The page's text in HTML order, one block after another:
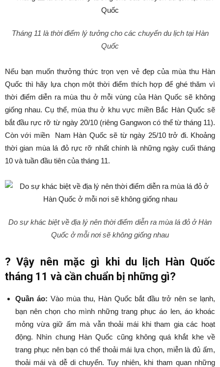
Tháng 11 là thời điểm lý tưởng cho các chuyến du lịch tại Hàn
Quốc
Nếu bạn muốn thưởng thức trọn vẹn vẻ đẹp của mùa thu Hàn
Quốc thì hãy lựa chọn một thời điểm thích hợp để ghé thăm vì
thời điểm diễn ra mùa thu ở mỗi vùng của Hàn Quốc sẽ không
giống nhau. Cụ thể, mùa thu ở khu vực miền Bắc Hàn Quốc sẽ
bắt đầu rực rỡ từ ngày 20/10 (riêng Gangwon có thể từ tháng 11).
Còn với miền Nam Hàn Quốc sẽ từ ngày 25/10 trở đi. Khoảng
thời gian mùa lá đỏ rực rỡ nhất chính là những ngày cuối tháng
10 và tuần đầu tiên của tháng 11.
Do sự khác biệt về địa lý nên thời điểm diễn ra mùa lá đỏ ở Hàn
Quốc ở mỗi nơi sẽ không giống nhau
?Vậy nên mặc gì khi du lịch Hàn Quốc
tháng 11 và cần chuẩn bị những gì?
Quần áo: Vào mùa thu, Hàn Quốc bắt đầu trở nên se lạnh,
bạn nên chọn cho mình những trang phục áo len, áo khoác
mỏng vừa giữ ấm mà vẫn thoải mái khi tham gia các hoạt
động. Nhìn chung Hàn Quốc cũng không quá khắt khe về
trang phục nên bạn có thể thoải mái lựa chọn, miễn là đủ ấm,
thoải mái và dễ di chuyển. Tuy nhiên, khi tham quan những